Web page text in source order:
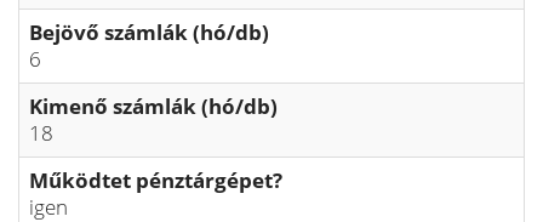
Bejövő számlák (hó/db)
6
Kimenő számlák (hó/db)
18
Működtet pénztárgépet?
igen